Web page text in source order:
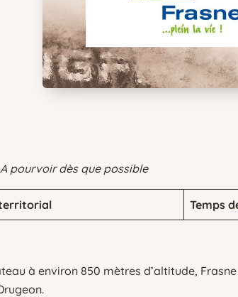
pourvoir dès que possible
territorial Temps
à environ 850 mètres d’altitude,